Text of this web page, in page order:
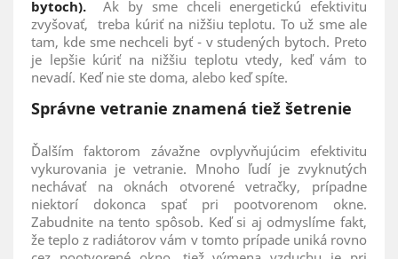
bytoch). Ak by sme chceli energetickú efektivitu
zvyšovať, treba kúriť na nižšiu teplotu. To už sme ale
tam, kde sme nechceli byť - v studených bytoch. Preto
je lepšie kúriť na nižšiu teplotu vtedy, keď vám to
nevadí. Keď nie ste doma, alebo keď spíte.
Správne vetranie znamená tiež šetrenie
Ďalším faktorom závažne ovplyvňujúcim efektivitu
vykurovania je vetranie. Mnoho ľudí je zvyknutých
nechávať na oknách otvorené vetračky, prípadne
niektorí dokonca spať pri pootvorenom okne.
Zabudnite na tento spôsob. Keď si aj odmyslíme fakt,
že teplo z radiátorov vám v tomto prípade uniká rovno